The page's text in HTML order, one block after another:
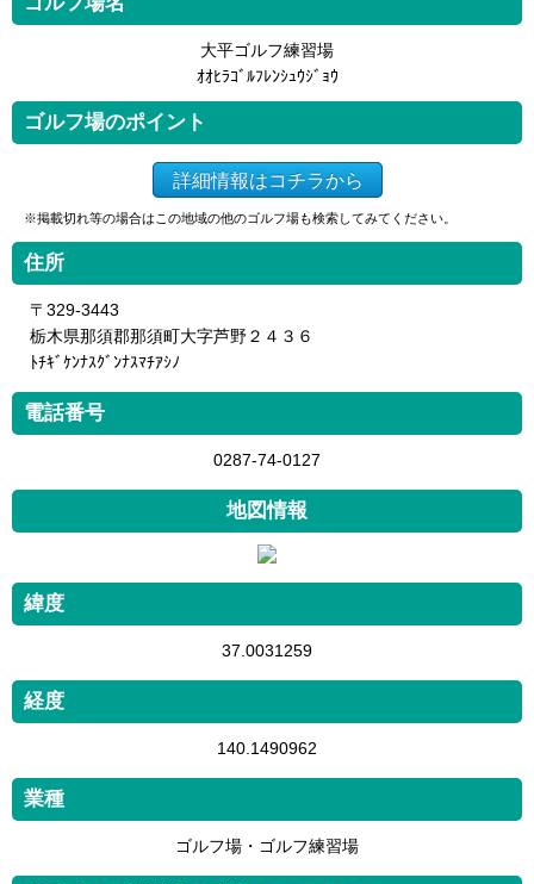
大平ゴルフ練習場
ｵｵﾋﾗｺﾞﾙﾌﾚﾝｼｭｳｼﾞｮｳ
ゴルフ場のポイント
詳細情報はコチラから
※掲載切れ等の場合はこの地域の他のゴルフ場も検索してみてください。
住所
〒329-3443
栃木県那須郡那須町大字芦野２４３６
ﾄﾁｷﾞｹﾝﾅｽｸﾞﾝﾅｽﾏﾁｱｼﾉ
電話番号
0287-74-0127
地図情報
緯度
37.0031259
経度
140.1490962
業種
ゴルフ場・ゴルフ練習場